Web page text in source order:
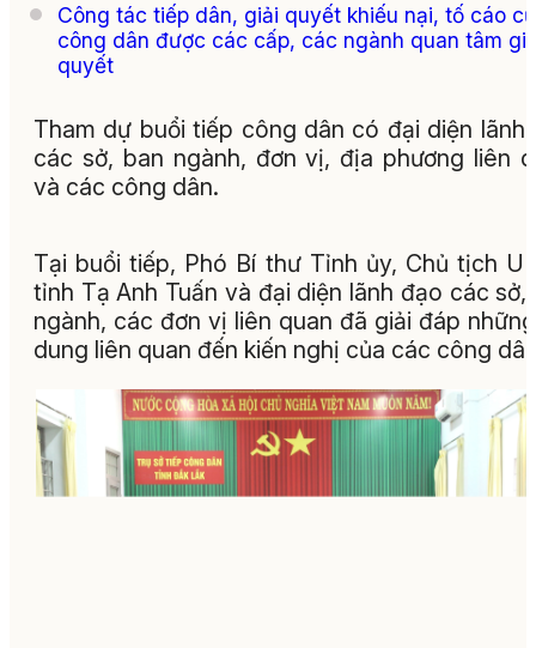
Công tác tiếp dân, giải quyết khiếu nại, tố cáo
công dân được các cấp, các ngành quan tâm
quyết
Tham dự buổi tiếp công dân có đại diện lãnh
các sở, ban ngành, đơn vị, địa phương liên
và các công dân.
Tại buổi tiếp, Phó Bí thư Tỉnh ủy, Chủ tịch
tỉnh Tạ Anh Tuấn và đại diện lãnh đạo các sở,
ngành, các đơn vị liên quan đã giải đáp
dung liên quan đến kiến nghị của các công